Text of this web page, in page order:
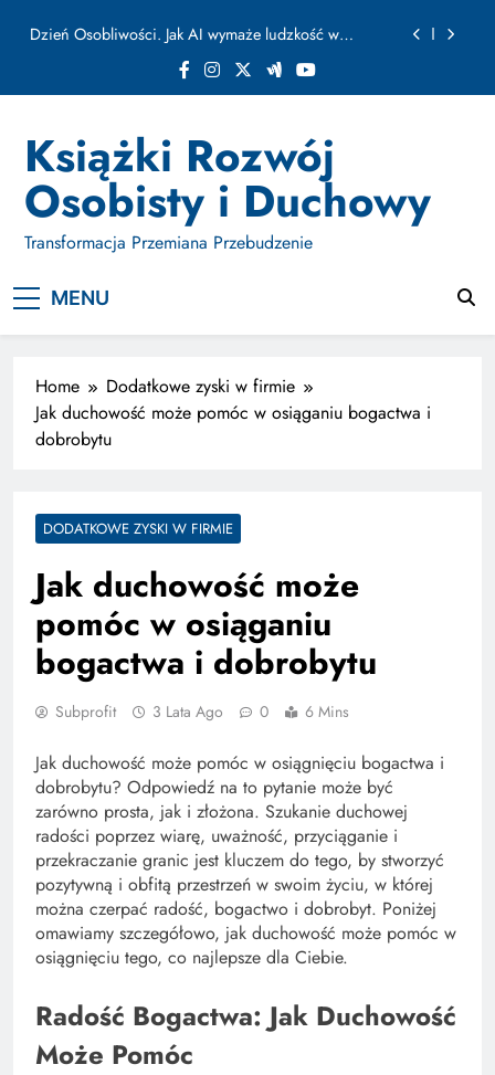
Jak Budować Myślokształty Powodzenia
Jak Projektować i Aktywować Myślokształty dla
Osiągania Celów w Codziennym Życiu
Dzień Osobliwości. Jak AI wymaże ludzkość w
ułamku sekundy
Jak Budować Myślokształty Powodzenia
Osiągania Celów w Codziennym Życiu
Książki Rozwój
Osobisty i Duchowy
Transformacja Przemiana Przebudzenie
MENU
Home
Dodatkowe zyski w firmie
Jak duchowość może pomóc w osiąganiu bogactwa i
dobrobytu
DODATKOWE ZYSKI W FIRMIE
Jak duchowość może
pomóc w osiąganiu
bogactwa i dobrobytu
Subprofit 3 Lata Ago 0 6 Mins
Jak duchowość może pomóc w osiągnięciu bogactwa i
dobrobytu? Odpowiedź na to pytanie może być
zarówno prosta, jak i złożona. Szukanie duchowej
radości poprzez wiarę, uważność, przyciąganie i
przekraczanie granic jest kluczem do tego, by stworzyć
pozytywną i obfitą przestrzeń w swoim życiu, w której
można czerpać radość, bogactwo i dobrobyt. Poniżej
omawiamy szczegółowo, jak duchowość może pomóc w
osiągnięciu tego, co najlepsze dla Ciebie.
Radość Bogactwa: Jak Duchowość
Może Pomóc